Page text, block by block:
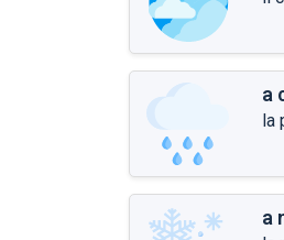
a
la
a